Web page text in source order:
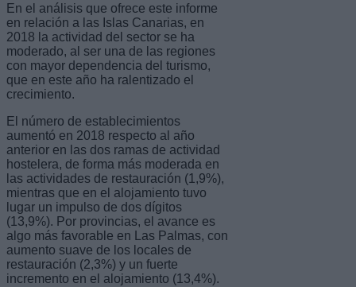
En el análisis que ofrece este informe
en relación a las Islas Canarias, en
2018 la actividad del sector se ha
moderado, al ser una de las regiones
con mayor dependencia del turismo,
que en este año ha ralentizado el
crecimiento.
El número de establecimientos
aumentó en 2018 respecto al año
anterior en las dos ramas de actividad
hostelera, de forma más moderada en
las actividades de restauración (1,9%),
mientras que en el alojamiento tuvo
lugar un impulso de dos dígitos
(13,9%). Por provincias, el avance es
algo más favorable en Las Palmas, con
aumento suave de los locales de
restauración (2,3%) y un fuerte
incremento en el alojamiento (13,4%).